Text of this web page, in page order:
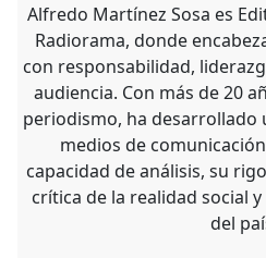
Alfredo Martínez Sosa es
Radiorama, donde
con responsabilidad,
audiencia. Con más de 20
periodismo, ha desarrollado
medios de
capacidad de análisis, su
crítica de la realidad social
del